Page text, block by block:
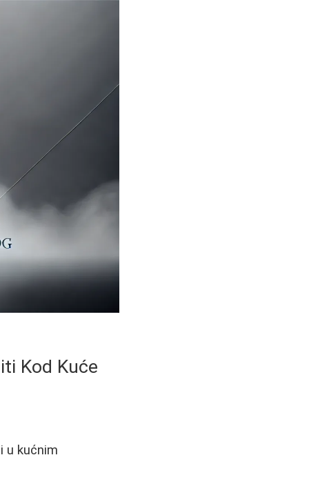
Kod Kuće
u kućnim